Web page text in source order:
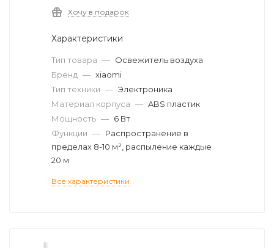
Хочу в подарок
Характеристики
Тип товара — Освежитель воздуха
Бренд — xiaomi
Тип техники — Электроника
Материал корпуса — ABS пластик
Мощность — 6 Вт
Функции — Распространение в
пределах 8-10 м², распыление каждые
20 м
Все характеристики